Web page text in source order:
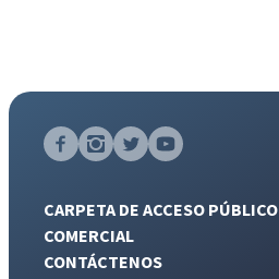
CARPETA DE ACCESO PÚBLICO
COMERCIAL
CONTÁCTENOS